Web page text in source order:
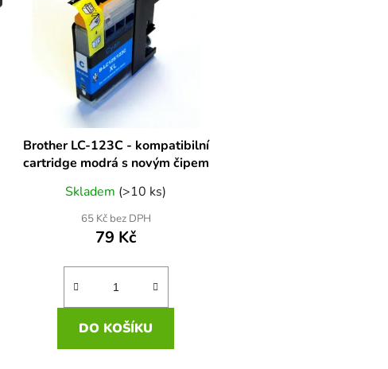
Brother LC-123C - kompatibilní
cartridge modrá s novým čipem
Skladem (>10 ks)
65 Kč bez DPH
79 Kč
DO KOŠÍKU